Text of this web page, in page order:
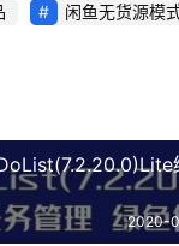
闲鱼无货源模
2020-